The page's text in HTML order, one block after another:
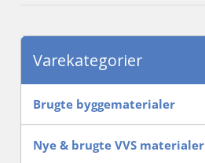
Varekategorier
Brugte byggematerialer
Diverse
Nye & brugte VVS materialer